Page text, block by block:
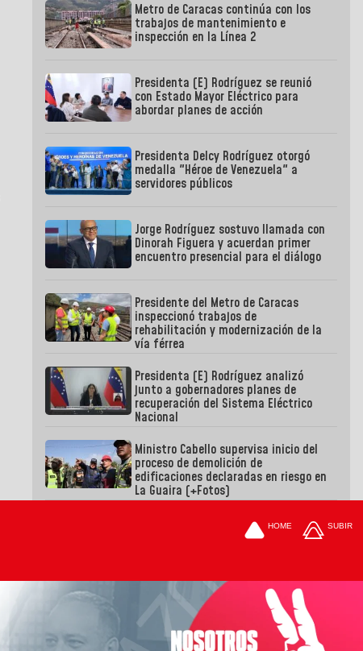
Metro de Caracas continúa con los
trabajos de mantenimiento e
inspección en la Línea 2
Presidenta (E) Rodríguez se reunió
con Estado Mayor Eléctrico para
abordar planes de acción
Presidenta Delcy Rodríguez otorgó
medalla "Héroe de Venezuela" a
servidores públicos
Jorge Rodríguez sostuvo llamada con
Dinorah Figuera y acuerdan primer
encuentro presencial para el diálogo
Presidente del Metro de Caracas
inspeccionó trabajos de
rehabilitación y modernización de la
vía férrea
Presidenta (E) Rodríguez analizó
junto a gobernadores planes de
recuperación del Sistema Eléctrico
Nacional
Ministro Cabello supervisa inicio del
proceso de demolición de
edificaciones declaradas en riesgo en
La Guaira (+Fotos)
HOME SUBIR